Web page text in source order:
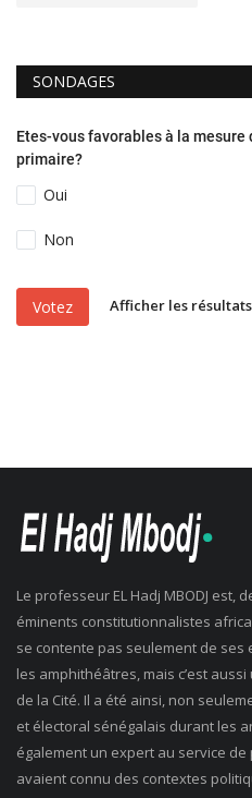
SONDAGES
Etes-vous favorables à la
primaire?
Oui
Non
Votez Afficher les résultats
Le professeur EL Hadj MBODJ est,
éminents constitutionnalistes
se contente pas seulement de
les amphithéâtres, mais c’est
de la Cité. Il a été ainsi, non
et électoral sénégalais durant les
également un expert au service
avaient connu des contextes